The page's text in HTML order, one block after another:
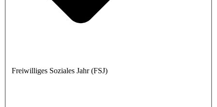
Freiwilliges Soziales Jahr (FSJ)